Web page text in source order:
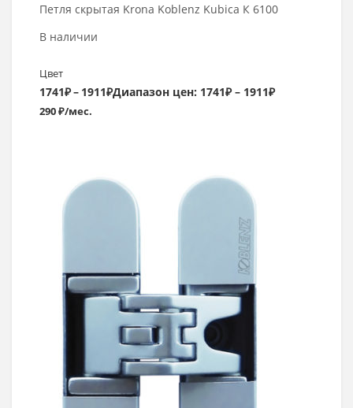
Петля скрытая Krona Koblenz Kubica К 6100
В наличии
Цвет
1741₽– 1911₽Диапазон цен: 1741₽ – 1911₽
290 ₽/мес.